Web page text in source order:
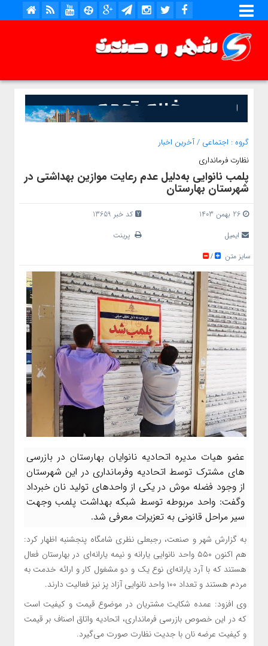
گروه : اجتماعی /آخرین اخبار
نظارت فرمانداری
پلمب نانوایی به‌دلیل عدم رعایت موازین بهداشتی در
شهرستان بهارستان
26 بهمن 1403
کد خبر 13659
ایمیل
پرینت
سایز متن
/
عضو هیات مدیره اتحادیه نانوایان بهارستان در بازرسی
های مشترک توسط اتحادیه وفرمانداری در این شهرستان
از وجود فضله موش در یکی از واحدهای تولید نان خبرداد
وگفت: واحد مربوطه توسط شبکه بهداشت پلمب وجهت
سیر مراحل قانونی به تعزیرات معرفی شد.
به گزارش شهر و صنعت، رجبعلی نظری شامگاه پنجشنبه اظهار کرد:
هم اکنون ۵۵۰ واحد نانوایی یارانه و نیمه یارانه‌ای در بهارستان فعال
هستند که با آرد یارانه‌ای نوع یک و دو مشغول کار و ارائه خدمت به
مردم هستند و تعداد ۱۰۰ واحد نانوایی آزاد پز نیز فعالیت دارند.
وی افزود: عمده شکایت مشتریان در موضوع قیمت و کیفیت است‌
که‌ در این خصوص بازرسی فرمانداری، اتحادیه واتاق اصناف بر قیمت
و کیفیت عرضه نان با جدیت نظارت صورت می‌گیرد.